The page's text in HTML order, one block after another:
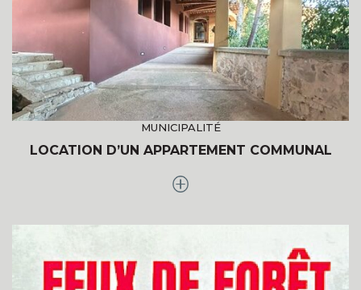
MUNICIPALITÉ
LOCATION D’UN APPARTEMENT COMMUNAL